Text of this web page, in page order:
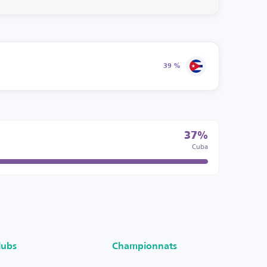
39 %
37%
Cuba
Championnats